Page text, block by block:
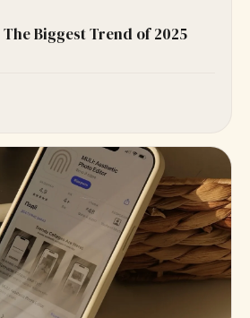
Biggest Trend of 2025